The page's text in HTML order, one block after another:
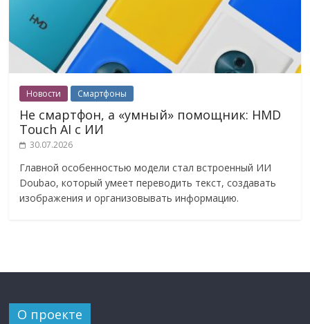
Новости Смартфоны
Не смартфон, а «умный» помощник: HMD
Touch AI с ИИ
30.07.2026
Главной особенностью модели стал встроенный ИИ
Doubao, который умеет переводить текст, создавать
изображения и организовывать информацию.
О проекте